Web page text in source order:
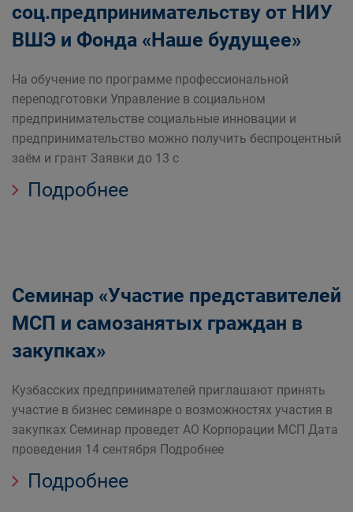
соц.предпринимательству от НИУ
ВШЭ и Фонда «Наше будущее»
На обучение по программе профессиональной
переподготовки Управление в социальном
предпринимательстве социальные инновации и
предпринимательство можно получить беспроцентный
заём и грант Заявки до 13 с
Подробнее
Семинар «Участие представителей
МСП и самозанятых граждан в
закупках»
Кузбасских предпринимателей приглашают принять
участие в бизнес семинаре о возможностях участия в
закупках Семинар проведет АО Корпорации МСП Дата
проведения 14 сентября Подробнее
Подробнее